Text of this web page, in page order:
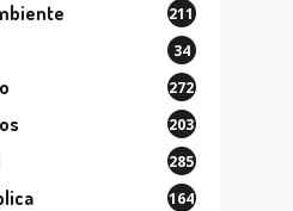
211
34
272
203
285
164